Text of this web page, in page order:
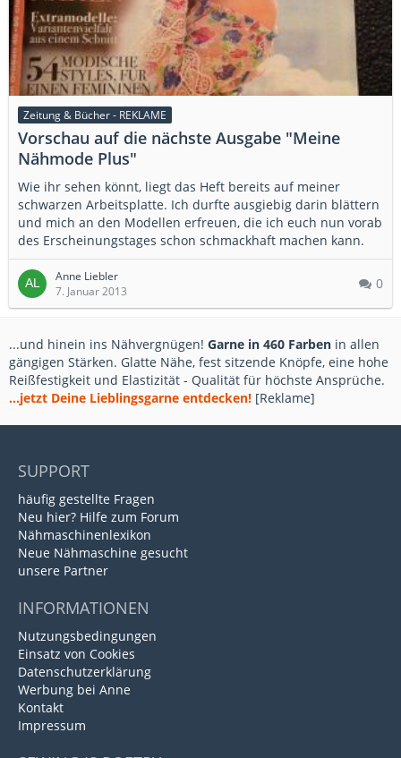
Zeitung & Bücher - REKLAME
Vorschau auf die nächste Ausgabe "Meine
Nähmode Plus"
Wie ihr sehen könnt, liegt das Heft bereits auf meiner
schwarzen Arbeitsplatte. Ich durfte ausgiebig darin blättern
und mich an den Modellen erfreuen, die ich euch nun vorab
des Erscheinungstages schon schmackhaft machen kann.
Anne Liebler
7. Januar 2013
0
...und hinein ins Nähvergnügen! Garne in 460 Farben in allen
gängigen Stärken. Glatte Nähe, fest sitzende Knöpfe, eine hohe
Reißfestigkeit und Elastizität - Qualität für höchste Ansprüche.
...jetzt Deine Lieblingsgarne entdecken! [Reklame]
SUPPORT
häufig gestellte Fragen
Neu hier? Hilfe zum Forum
Nähmaschinenlexikon
Neue Nähmaschine gesucht
unsere Partner
INFORMATIONEN
Nutzungsbedingungen
Einsatz von Cookies
Datenschutzerklärung
Werbung bei Anne
Kontakt
Impressum